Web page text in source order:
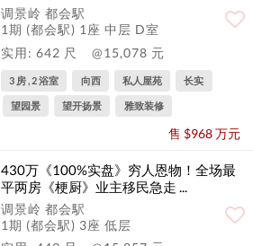
调景岭 都会駅
1期 (都会駅) 1座 中层 D室
实用: 642 尺
@15,078 元
3 房 , 2 浴室 向西 私人屋苑 长实
望园景 望开扬景 雅致装修
售 $968 万元
430万《100%实盘》穷人恩物！全场最
平两房《梗厨》业主移民急走 ...
调景岭 都会駅
1期 (都会駅) 3座 低层